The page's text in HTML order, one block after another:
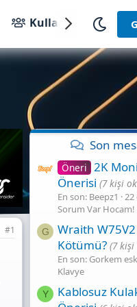
Kullanıcılar
#1
Son
Öneri 2K
Önerisi (7 kişi
En son: Beepz1
22
Sorum Var Hocam!
G
Wraith W75V2
Kötümü? (7 kişi
En son: Gorkem
Klavye
Y
Kablosuz